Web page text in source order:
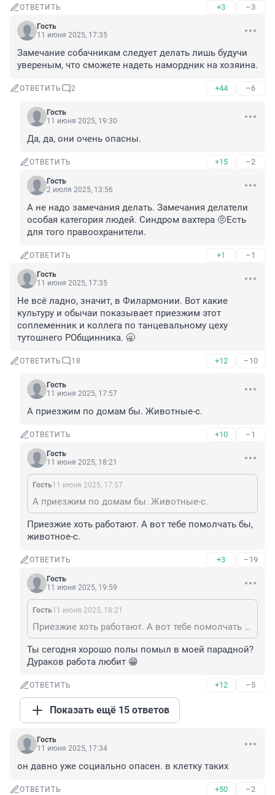
ОТВЕТИТЬ +3 –3
Гость
11 июня 2025, 17:35
Замечание собачникам следует делать лишь будучи
увереным, что сможете надеть намордник на хозяина.
ОТВЕТИТЬ 2 +44 –6
Гость
11 июня 2025, 19:30
Да, да, они очень опасны.
ОТВЕТИТЬ +15 –2
Гость
2 июля 2025, 13:56
А не надо замечания делать. Замечания делатели
особая категория людей. Синдром вахтера 🤨Есть
для того правоохранители.
ОТВЕТИТЬ +1 –1
Гость
11 июня 2025, 17:35
Не всё ладно, значит, в Филармонии. Вот какие
культуру и обычаи показывает приезжим этот
соплеменник и коллега по танцевальному цеху
тутошнего РОбщинника. 🥱
ОТВЕТИТЬ 18 +12 –10
Гость
11 июня 2025, 17:57
А приезжим по домам бы. Животные-с.
ОТВЕТИТЬ +10 –1
Гость
11 июня 2025, 18:21
Гость11 июня 2025, 17:57
А приезжим по домам бы. Животные-с.
Приезжие хоть работают. А вот тебе помолчать бы,
животное-с.
ОТВЕТИТЬ +3 –19
Гость
11 июня 2025, 19:59
Гость11 июня 2025, 18:21
Приезжие хоть работают. А вот тебе помолчать бы, животное-с.
Ты сегодня хорошо полы помыл в моей парадной?
Дураков работа любит 😁
ОТВЕТИТЬ +12 –5
Показать ещё 15 ответов
Гость
11 июня 2025, 17:34
он давно уже социально опасен. в клетку таких
ОТВЕТИТЬ +50 –2